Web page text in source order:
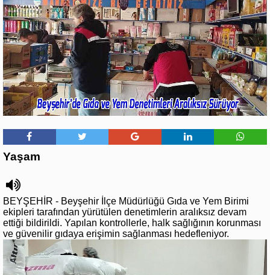
Yaşam
BEYŞEHİR - Beyşehir İlçe Müdürlüğü Gıda ve Yem Birimi
ekipleri tarafından yürütülen denetimlerin aralıksız devam
ettiği bildirildi. Yapılan kontrollerle, halk sağlığının korunması
ve güvenilir gıdaya erişimin sağlanması hedefleniyor.